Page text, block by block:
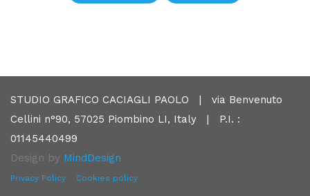
STUDIO GRAFICO CACIAGLI PAOLO | via Benvenuto
Cellini n°90, 57025 Piombino LI, Italy | P.I. :
01145440499
Design by MindDesign
Privacy Policy Cookies policy